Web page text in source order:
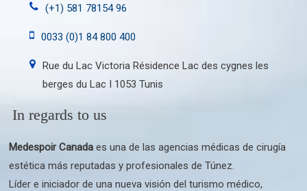
(+1) 581 78154 96
0033 (0)1 84 800 400
Rue du Lac Victoria Résidence Lac des cygnes les
berges du Lac I 1053 Tunis
In regards to us
Medespoir Canadaes una de las agencias médicas de cirugía
estética más reputadas y profesionales de Túnez.
Líder e iniciador de una nueva visión del turismo médico,